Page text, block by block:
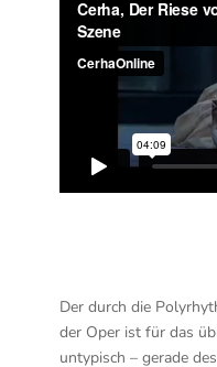
Der durch die
der Oper ist für das
untypisch – gerade